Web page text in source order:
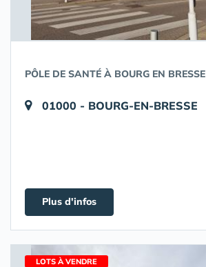
PÔLE DE SANTÉ À BOURG EN BRESSE
01000 - BOURG-EN-BRESSE
Plus d'infos
LOTS À VENDRE